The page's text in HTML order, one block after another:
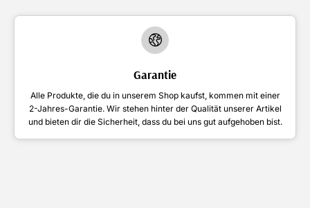
Garantie
Alle Produkte, die du in unserem Shop kaufst, kommen mit einer
2-Jahres-Garantie. Wir stehen hinter der Qualität unserer Artikel
und bieten dir die Sicherheit, dass du bei uns gut aufgehoben bist.